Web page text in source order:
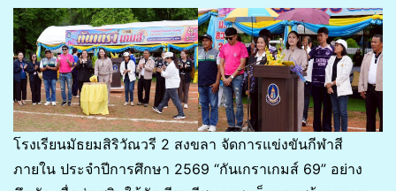
โรงเรียนมัธยมสิริวัณวรี 2 สงขลา จัดการแข่งขันกีฬาสี
ภายใน ประจำปีการศึกษา 2569 “กันเกราเกมส์ 69” อย่าง